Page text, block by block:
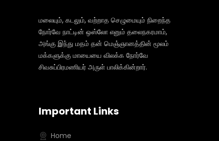
மலையும், கடலும், வற்றாத செழுமையும் நிறைந்த
நோர்வே நாட்டின் ஒஸ்லோ எனும் தலைநகரமாம்,
அங்கு இந்து மதம் தன் மெஞ்ஞானத்தின் மூலம்
மக்களுக்கு மாயையை விலக்க நோர்வே
சிவசுப்பிரமணியர் அருள் பாலிக்கின்றார்.
Important Links
Home